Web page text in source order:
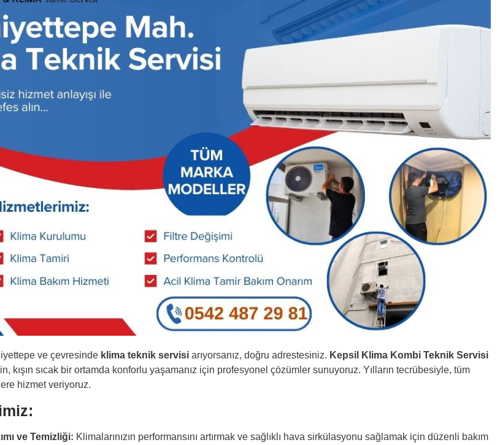
ve çevresinde klima teknik servisi arıyorsanız, doğru adrestesiniz. Kepsil Klima Kombi Teknik Servisi
kışın sıcak bir ortamda konforlu yaşamanız için profesyonel çözümler sunuyoruz. Yılların tecrübesiyle, tüm
hizmet veriyoruz.
ve Temizliği: Klimalarınızın performansını artırmak ve sağlıklı hava sirkülasyonu sağlamak için düzenli bakım